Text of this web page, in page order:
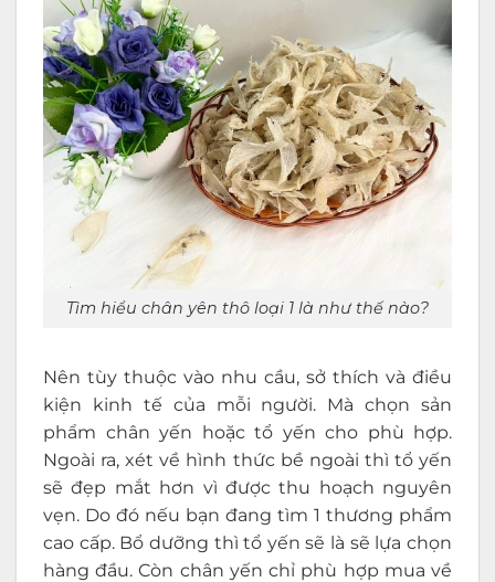
Tìm hiểu chân yên thô loại 1 là như thế nào?
Nên tùy thuộc vào nhu cầu, sở thích và điều
kiện kinh tế của mỗi người. Mà chọn sản
phẩm chân yến hoặc tổ yến cho phù hợp.
Ngoài ra, xét về hình thức bề ngoài thì tổ yến
sẽ đẹp mắt hơn vì được thu hoạch nguyên
vẹn. Do đó nếu bạn đang tìm 1 thương phẩm
cao cấp. Bổ dưỡng thì tổ yến sẽ là sẽ lựa chọn
hàng đầu. Còn chân yến chỉ phù hợp mua về